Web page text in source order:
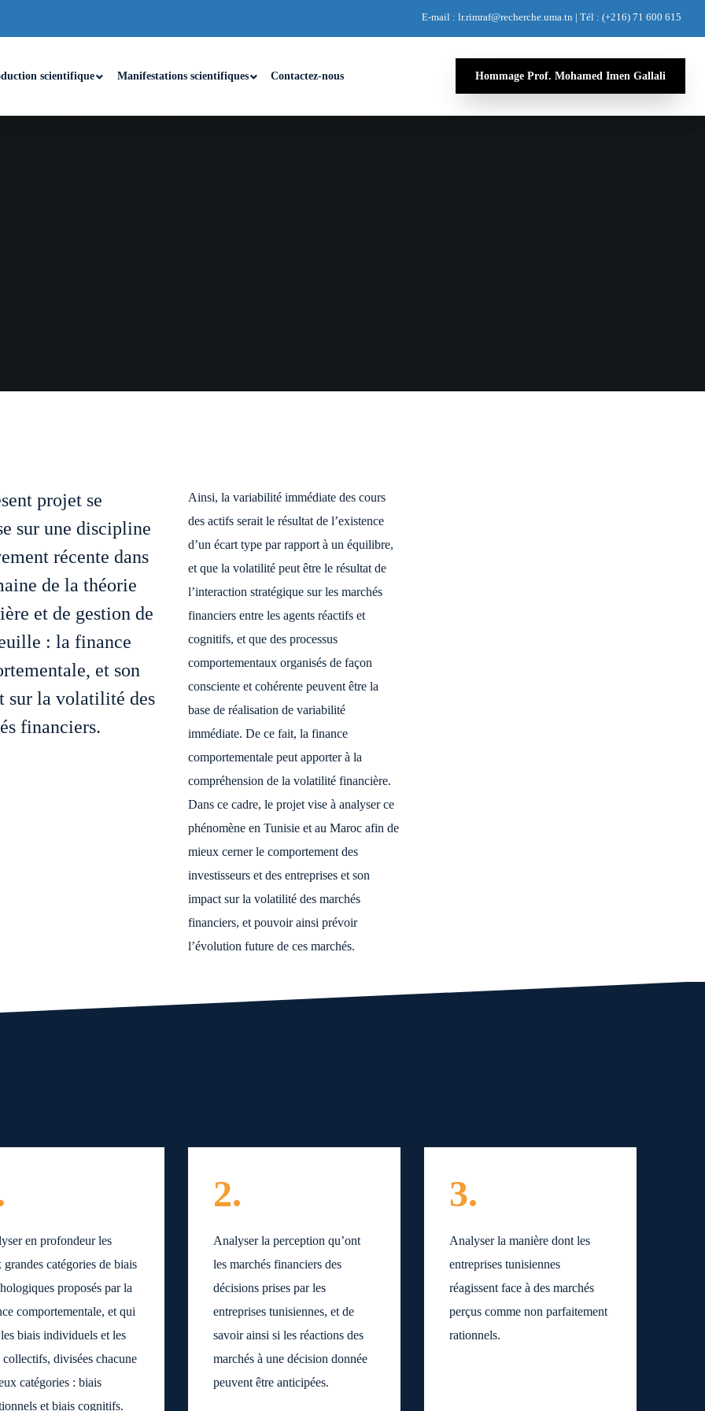
E-mail : lr.rimraf@recherche.uma.tn | Tél : (+216) 71 600 615
Hommage Prof. Mohamed Imen Gallali
scientifique Manifestations scientifiques Contactez-nous
projet se
sur une discipline
récente dans
de la théorie
et de gestion de
: la finance
et son
sur la volatilité des
financiers.
Ainsi, la variabilité immédiate des cours
des actifs serait le résultat de l’existence
d’un écart type par rapport à un équilibre,
et que la volatilité peut être le résultat de
l’interaction stratégique sur les marchés
financiers entre les agents réactifs et
cognitifs, et que des processus
comportementaux organisés de façon
consciente et cohérente peuvent être la
base de réalisation de variabilité
immédiate. De ce fait, la finance
comportementale peut apporter à la
compréhension de la volatilité financière.
Dans ce cadre, le projet vise à analyser ce
phénomène en Tunisie et au Maroc afin de
mieux cerner le comportement des
investisseurs et des entreprises et son
impact sur la volatilité des marchés
financiers, et pouvoir ainsi prévoir
l’évolution future de ces marchés.
en profondeur les
grandes catégories de biais
proposés par la
comportementale, et qui
biais individuels et les
collectifs, divisées chacune
catégories : biais
et biais cognitifs.
2.
Analyser la perception qu’ont
les marchés financiers des
décisions prises par les
entreprises tunisiennes, et de
savoir ainsi si les réactions des
marchés à une décision donnée
peuvent être anticipées.
3.
Analyser la manière dont les
entreprises tunisiennes
réagissent face à des marchés
perçus comme non parfaitement
rationnels.